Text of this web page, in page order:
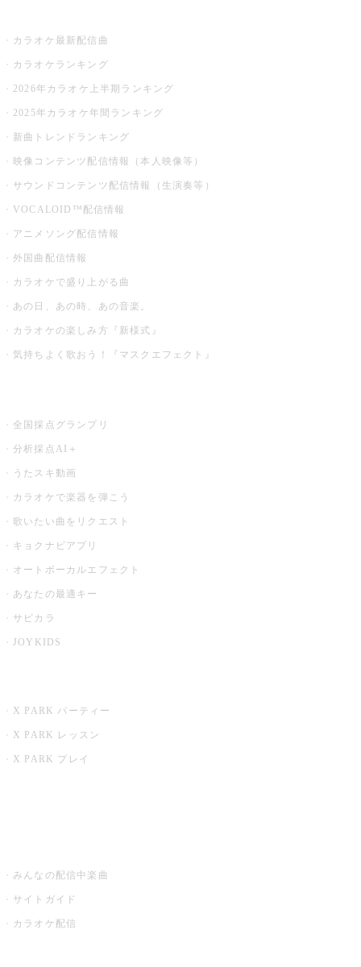
カラオケ最新配信曲
カラオケランキング
2026年カラオケ上半期ランキング
2025年カラオケ年間ランキング
新曲トレンドランキング
映像コンテンツ配信情報（本人映像等）
サウンドコンテンツ配信情報（生演奏等）
VOCALOID™配信情報
アニメソング配信情報
外国曲配信情報
カラオケで盛り上がる曲
あの日、あの時、あの音楽。
カラオケの楽しみ方『新様式』
気持ちよく歌おう！『マスクエフェクト』
全国採点グランプリ
分析採点AI＋
うたスキ動画
カラオケで楽器を弾こう
歌いたい曲をリクエスト
キョクナビアプリ
オートボーカルエフェクト
あなたの最適キー
サビカラ
JOYKIDS
X PARK パーティー
X PARK レッスン
X PARK プレイ
みんなの配信中楽曲
サイトガイド
カラオケ配信